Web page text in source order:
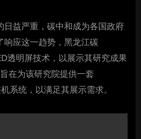
日益严重，碳中和成为各国政府
响应这一趋势，黑龙江碳
透明屏技术，以展示其研究成果
在为该研究院提供一套
系统，以满足其展示需求。